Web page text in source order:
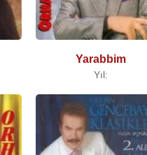
Yarabbim
Yıl: